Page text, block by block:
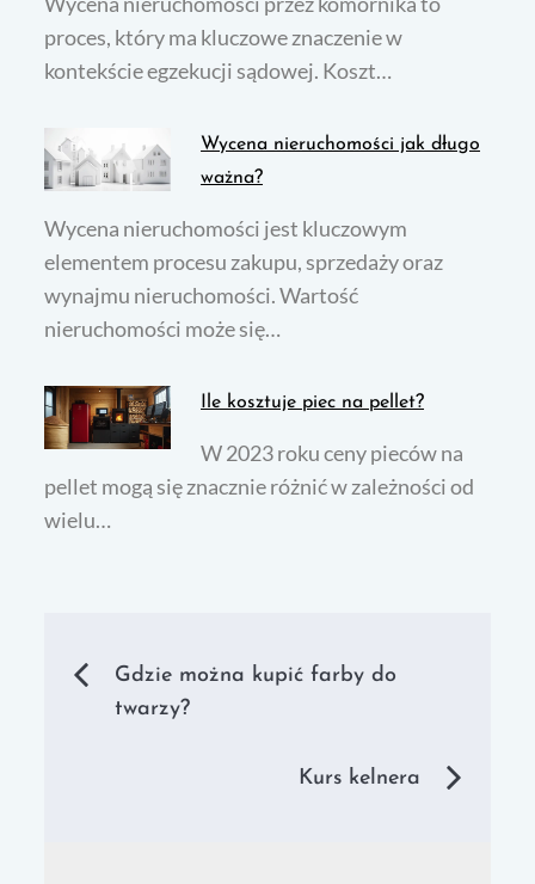
proces, który ma kluczowe znaczenie w
kontekście egzekucji sądowej. Koszt…
Wycena nieruchomości jak długo
ważna?
Wycena nieruchomości jest kluczowym
elementem procesu zakupu, sprzedaży oraz
wynajmu nieruchomości. Wartość
nieruchomości może się…
Ile kosztuje piec na pellet?
W 2023 roku ceny pieców na
pellet mogą się znacznie różnić w zależności od
wielu…
Nawigacja
Gdzie można kupić farby do
twarzy?
Kurs kelnera